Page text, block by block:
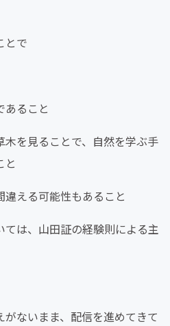
とで
ること
を見ることで、自然を学ぶ手
と
える可能性もあること
は、山田証の経験則による主
ないまま、配信を進めてきて